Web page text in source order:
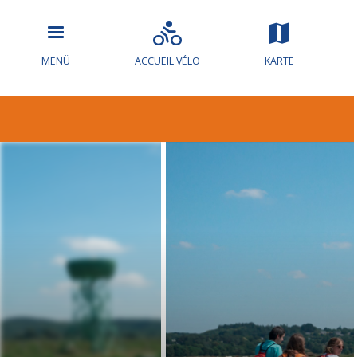
MENÜ ACCUEIL VÉLO KARTE